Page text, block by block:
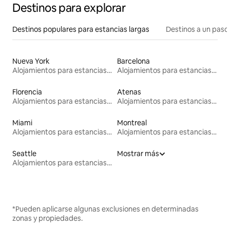
Destinos para explorar
Destinos populares para estancias largas Destinos a un
Nueva York
Alojamientos para estancias largas
Barcelona
Alojamientos para estancias largas
Florencia
Alojamientos para estancias largas
Atenas
Alojamientos para estancias largas
Miami
Alojamientos para estancias largas
Montreal
Alojamientos para estancias largas
Seattle
Alojamientos para estancias largas
Mostrar más
*Pueden aplicarse algunas exclusiones en determinadas
zonas y propiedades.